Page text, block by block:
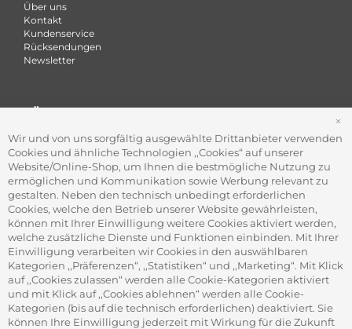
Über uns
Kontakt
Kundenservice
Rücksendungen
Newsletter
FÜR FIRMEN
Office Coffee Kaffee für das Büro
Firmenkundenservice
Firmenrabatt-Programm
Werbegeschenke
ADRESSE
Gourvita GmbH
Adam-Opel-Str. 19
63322 Rödermark
Wir und von uns sorgfältig ausgewählte Drittanbieter verwenden
Cookies und ähnliche Technologien ,,Cookies“ auf unserer
Website/Online-Shop, um Ihnen die bestmögliche Nutzung zu
ermöglichen und Kommunikation sowie Werbung relevant zu
gestalten. Neben den technisch unbedingt erforderlichen
Cookies, welche den Betrieb unserer Website gewährleisten,
können mit Ihrer Einwilligung weitere Cookies aktiviert werden,
welche zusätzliche Dienste und Funktionen einbinden. Mit Ihrer
Einwilligung verarbeiten wir Cookies in den auswählbaren
Kategorien ,,Präferenzen“, ,,Statistiken“ und ,,Marketing“. Mit Klick
auf ,,Cookies zulassen“ werden alle Cookie-Kategorien aktiviert
und mit Klick auf ,,Cookies ablehnen“ werden alle Cookie-
Kategorien (bis auf die technisch erforderlichen) deaktiviert. Sie
können Ihre Einwilligung jederzeit mit Wirkung für die Zukunft